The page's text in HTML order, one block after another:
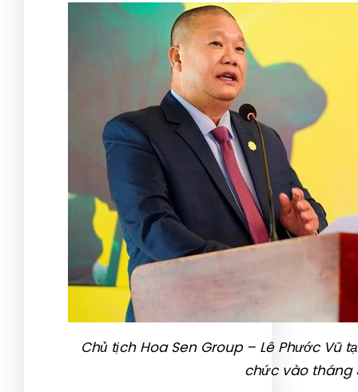
Chủ tịch Hoa Sen Group – Lê Phước Vũ
chức vào tháng